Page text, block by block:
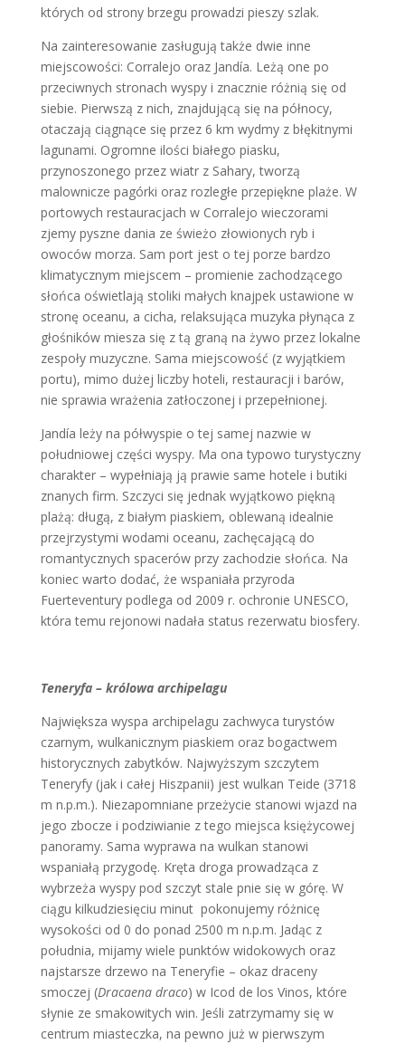
których od strony brzegu prowadzi pieszy szlak.
Na zainteresowanie zasługują także dwie inne
miejscowości: Corralejo oraz Jandía. Leżą one po
przeciwnych stronach wyspy i znacznie różnią się od
siebie. Pierwszą z nich, znajdującą się na północy,
otaczają ciągnące się przez 6 km wydmy z błękitnymi
lagunami. Ogromne ilości białego piasku,
przynoszonego przez wiatr z Sahary, tworzą
malownicze pagórki oraz rozległe przepiękne plaże. W
portowych restauracjach w Corralejo wieczorami
zjemy pyszne dania ze świeżo złowionych ryb i
owoców morza. Sam port jest o tej porze bardzo
klimatycznym miejscem – promienie zachodzącego
słońca oświetlają stoliki małych knajpek ustawione w
stronę oceanu, a cicha, relaksująca muzyka płynąca z
głośników miesza się z tą graną na żywo przez lokalne
zespoły muzyczne. Sama miejscowość (z wyjątkiem
portu), mimo dużej liczby hoteli, restauracji i barów,
nie sprawia wrażenia zatłoczonej i przepełnionej.
Jandía leży na półwyspie o tej samej nazwie w
południowej części wyspy. Ma ona typowo turystyczny
charakter – wypełniają ją prawie same hotele i butiki
znanych firm. Szczyci się jednak wyjątkowo piękną
plażą: długą, z białym piaskiem, oblewaną idealnie
przejrzystymi wodami oceanu, zachęcającą do
romantycznych spacerów przy zachodzie słońca. Na
koniec warto dodać, że wspaniała przyroda
Fuerteventury podlega od 2009 r. ochronie UNESCO,
która temu rejonowi nadała status rezerwatu biosfery.
Teneryfa – królowa archipelagu
Największa wyspa archipelagu zachwyca turystów
czarnym, wulkanicznym piaskiem oraz bogactwem
historycznych zabytków. Najwyższym szczytem
Teneryfy (jak i całej Hiszpanii) jest wulkan Teide (3718
m n.p.m.). Niezapomniane przeżycie stanowi wjazd na
jego zbocze i podziwianie z tego miejsca księżycowej
panoramy. Sama wyprawa na wulkan stanowi
wspaniałą przygodę. Kręta droga prowadząca z
wybrzeża wyspy pod szczyt stale pnie się w górę. W
ciągu kilkudziesięciu minut pokonujemy różnicę
wysokości od 0 do ponad 2500 m n.p.m. Jadąc z
południa, mijamy wiele punktów widokowych oraz
najstarsze drzewo na Teneryfie – okaz draceny
smoczej (Dracaena draco) w Icod de los Vinos, które
słynie ze smakowitych win. Jeśli zatrzymamy się w
centrum miasteczka, na pewno już w pierwszym